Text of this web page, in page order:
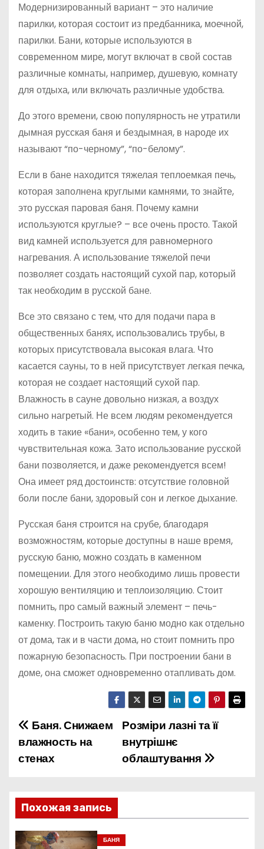
Модернизированный вариант – это наличие
парилки, которая состоит из предбанника, моечной,
парилки. Бани, которые используются в
современном мире, могут включат в свой состав
различные комнаты, например, душевую, комнату
для отдыха, или включать различные удобства.
До этого времени, свою популярность не утратили
дымная русская баня и бездымная, в народе их
называют “по-черному”, “по-белому”.
Если в бане находится тяжелая теплоемкая печь,
которая заполнена круглыми камнями, то знайте,
это русская паровая баня. Почему камни
используются круглые? – все очень просто. Такой
вид камней используется для равномерного
нагревания. А использование тяжелой печи
позволяет создать настоящий сухой пар, который
так необходим в русской бане.
Все это связано с тем, что для подачи пара в
общественных банях, использовались трубы, в
которых присутствовала высокая влага. Что
касается сауны, то в ней присутствует легкая печка,
которая не создает настоящий сухой пар.
Влажность в сауне довольно низкая, а воздух
сильно нагретый. Не всем людям рекомендуется
ходить в такие «бани», особенно тем, у кого
чувствительная кожа. Зато использование русской
бани позволяется, и даже рекомендуется всем!
Она имеет ряд достоинств: отсутствие головной
боли после бани, здоровый сон и легкое дыхание.
Русская баня строится на срубе, благодаря
возможностям, которые доступны в наше время,
русскую баню, можно создать в каменном
помещении. Для этого необходимо лишь провести
хорошую вентиляцию и теплоизоляцию. Стоит
помнить, про самый важный элемент – печь-
каменку. Построить такую баню модно как отдельно
от дома, так и в части дома, но стоит помнить про
пожарную безопасность. При построении бани в
доме, она сможет одновременно отапливать дом.
Н
а
и
г
Розміри лазні та її
внутрішнє
облаштування
Баня. Снижаем
влажность на
стенах
Похожая запись
БАНЯ